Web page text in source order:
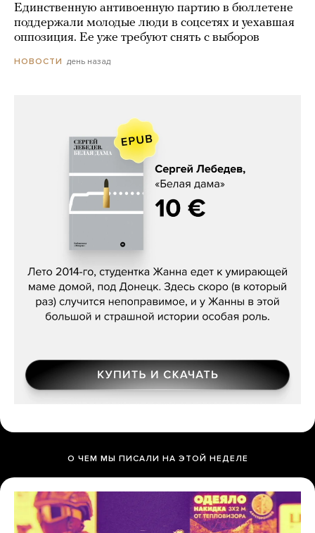
Единственную антивоенную партию в бюллетене
поддержали молодые люди в соцсетях и уехавшая
оппозиция. Ее уже требуют снять с выборов
НОВОСТИ день назад
Сергей Лебедев, «Белая дама»
О ЧЕМ МЫ ПИСАЛИ НА ЭТОЙ НЕДЕЛЕ